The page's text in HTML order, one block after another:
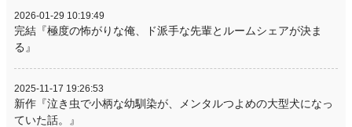
2026-01-29 10:19:49
完結『極度の怖がりな俺、ド派手な先輩とルームシェアが決ま
る』
2025-11-17 19:26:53
新作『泣き虫で小柄な幼馴染が、メンタルつよめの大型犬になっ
ていた話。』